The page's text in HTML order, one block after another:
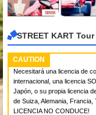
STREET KART Tour
CAUTION
Necesitará una licencia de
internacional, una licencia
Japón, o su propia licencia
de Suiza, Alemania, Francia,
LICENCIA NO CONDUCE!